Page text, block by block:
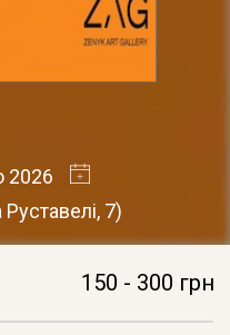
2026
7)
150 - 300 грн